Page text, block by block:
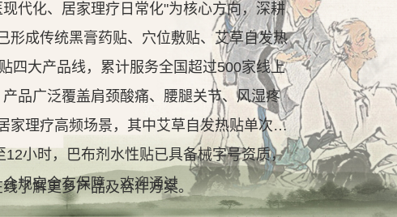
代化、居家理疗日常化"为核心方向，深耕
形成传统黑膏药贴、穴位敷贴、艾草自发热
四大产品线，累计服务全国超过500家线上
品广泛覆盖肩颈酸痛、腰腿关节、风湿疼
家理疗高频场景，其中艾草自发热贴单次持
12小时，巴布剂水性贴已具备械字号资质，
合规安全有保障。欢迎通过
线了解更多产品及合作方案。